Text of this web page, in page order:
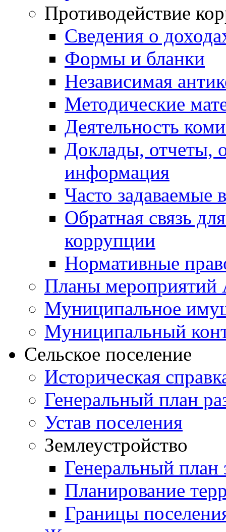
Противодействие
Сведения о
Формы и бланки
Независимая
Методические
Деятельность
Доклады, отчеты,
информация
Часто задаваемые
Обратная связь
коррупции
Нормативные
Планы мероприятий
Муниципальное
Муниципальный
Сельское поселение
Историческая
Генеральный план
Устав поселения
Землеустройство
Генеральный план
Планирование
Границы